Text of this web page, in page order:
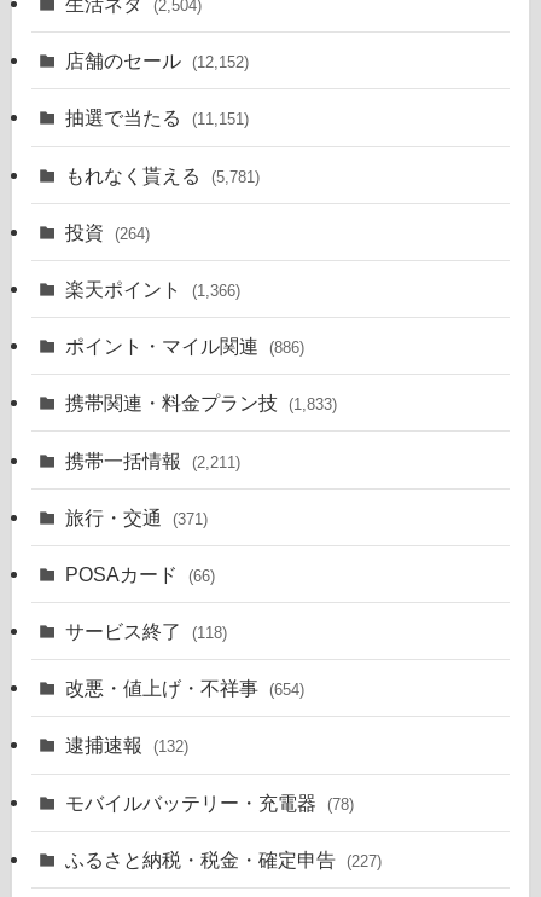
(2,504)
店舗のセール (12,152)
抽選で当たる (11,151)
もれなく貰える (5,781)
投資 (264)
楽天ポイント (1,366)
ポイント・マイル関連 (886)
携帯関連・料金プラン技 (1,833)
携帯一括情報 (2,211)
旅行・交通 (371)
POSAカード (66)
サービス終了 (118)
改悪・値上げ・不祥事 (654)
逮捕速報 (132)
モバイルバッテリー・充電器 (78)
ふるさと納税・税金・確定申告 (227)